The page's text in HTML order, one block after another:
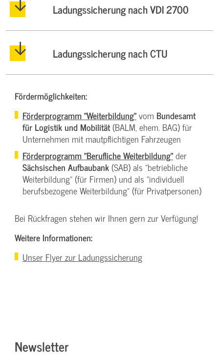
Ladungssicherung nach VDI 2700
Ladungssicherung nach CTU
Fördermöglichkeiten:
Förderprogramm "Weiterbildung"vom Bundesamt
für Logistik und Mobilität(BALM, ehem. BAG) für
Unternehmen mit mautpflichtigen Fahrzeugen
Förderprogramm "Berufliche Weiterbildung"der
Sächsischen Aufbaubank(SAB) als "betriebliche
Weiterbildung" (für Firmen) und als "individuell
berufsbezogene Weiterbildung" (für Privatpersonen)
Bei Rückfragen stehen wir Ihnen gern zur Verfügung!
Weitere Informationen:
Unser Flyer zur Ladungssicherung
Newsletter